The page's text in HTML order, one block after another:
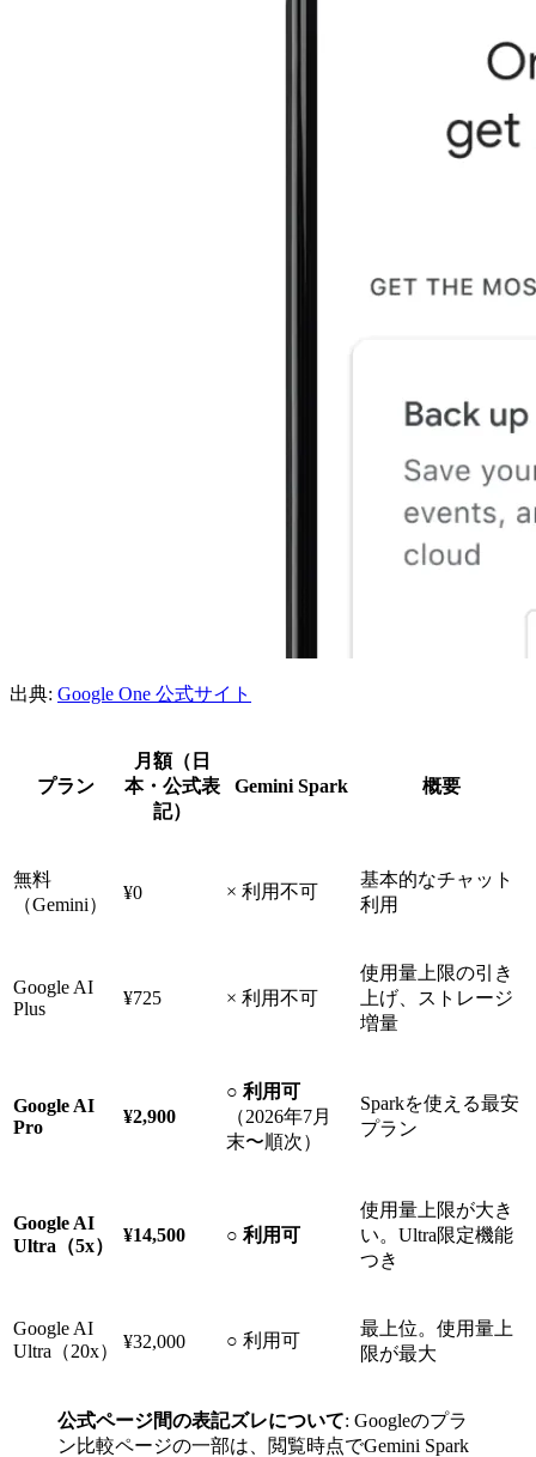
出典: Google One 公式サイト
プラン
月額（日
本・公式表
記）
Gemini Spark 概要
無料
（Gemini）
¥0 × 利用不可
基本的なチャット
利用
Google AI
Plus
¥725 × 利用不可
使用量上限の引き
上げ、ストレージ
増量
Google AI
Pro
¥2,900
○ 利用可
（2026年7月
末〜順次）
Sparkを使える最安
プラン
Google AI
Ultra（5x）
¥14,500 ○ 利用可
使用量上限が大き
い。Ultra限定機能
つき
Google AI
Ultra（20x）
¥32,000 ○ 利用可
最上位。使用量上
限が最大
公式ページ間の表記ズレについて: Googleのプラ
ン比較ページの一部は、閲覧時点でGemini Spark